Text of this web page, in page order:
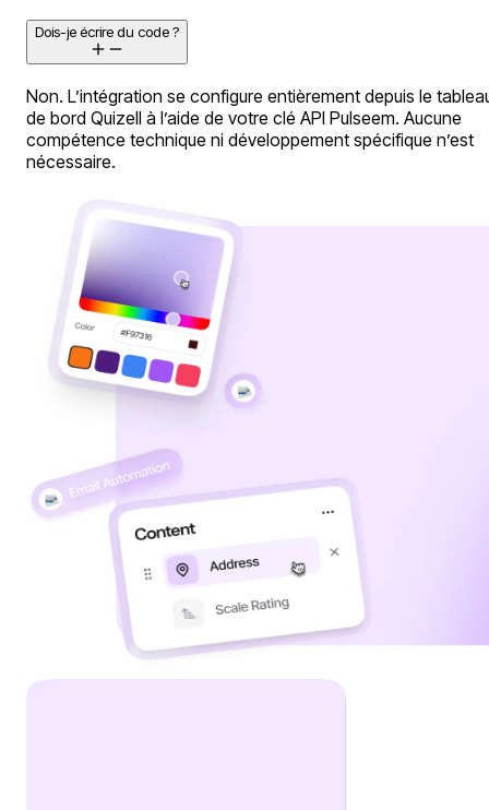
Dois-je écrire du code ?
Non. L’intégration se configure entièrement depuis le
de bord Quizell à l’aide de votre clé API Pulseem. Aucune
compétence technique ni développement spécifique n’est
nécessaire.